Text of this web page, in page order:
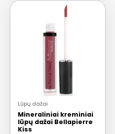
Lūpų dažai
Mineraliniai kreminiai
lūpų dažai Bellapierre
Kiss